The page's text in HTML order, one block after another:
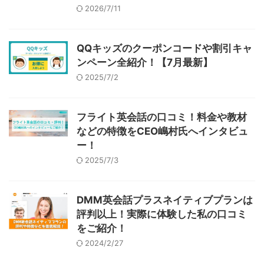
2026/7/11
QQキッズのクーポンコードや割引キャ
ンペーン全紹介！【7月最新】
2025/7/2
フライト英会話の口コミ！料金や教材
などの特徴をCEO嶋村氏へインタビュ
ー！
2025/7/3
DMM英会話プラスネイティブプランは
評判以上！実際に体験した私の口コミ
をご紹介！
2024/2/27